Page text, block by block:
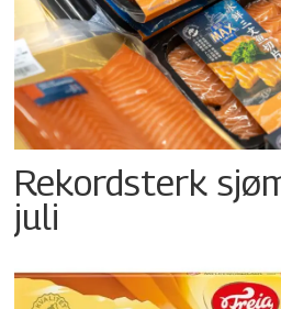
Rekordsterk
juli